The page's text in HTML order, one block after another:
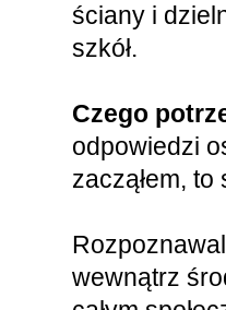
ściany i
szkół.
Czego
odpowiedzi
zacząłem, to
wewnątrz